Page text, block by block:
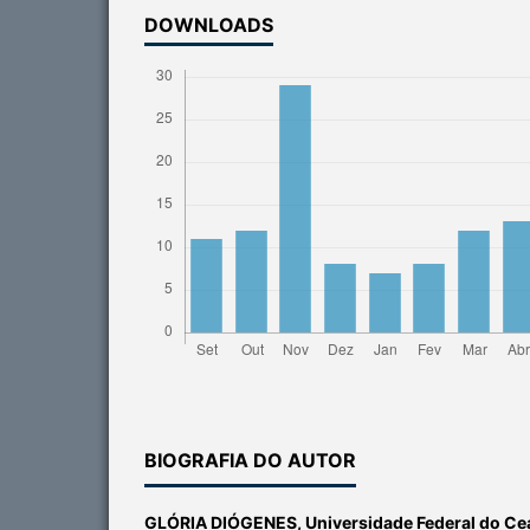
DOWNLOADS
BIOGRAFIA DO AUTOR
GLÓRIA DIÓGENES, Universidade Federal do